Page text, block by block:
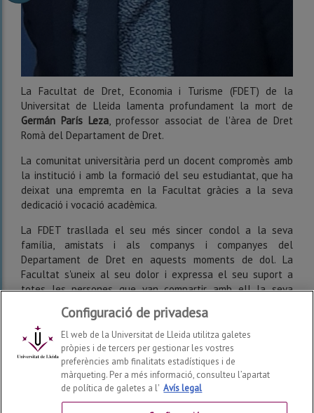
La Facultat de Dret, Economia i Turisme (FDET) de la
Universitat de Lleida lamenta profundament la mort de
Germán París Leza, professor associat de l'àrea de Dret
Romà del Departament de Dret.
La comunitat universitària perd un docent compromès amb
la institució i amb la formació del seu estudiantat, que ha
deixat una empremta en la Facultat gràcies a la seva
dedicació i vocació acadèmica.
La FDET trasllada el seu més sincer condol a la seva
família, amistats i als companys i companyes del
Departament de Dret en aquests moments de dol. La
Facultat s'uneix al seu dolor i expressa el seu suport a
totes les persones que van compartir amb ell la seva
trajectòria personal i professional.
Facultat de Dret, Economia i Turisme2026
Configuració de privadesa
El web de la Universitat de Lleida utilitza galetes
pròpies i de tercers per gestionar les vostres
preferències amb finalitats estadístiques i de
màrqueting. Per a més informació, consulteu l’apartat
de política de galetes a l' Avís legal